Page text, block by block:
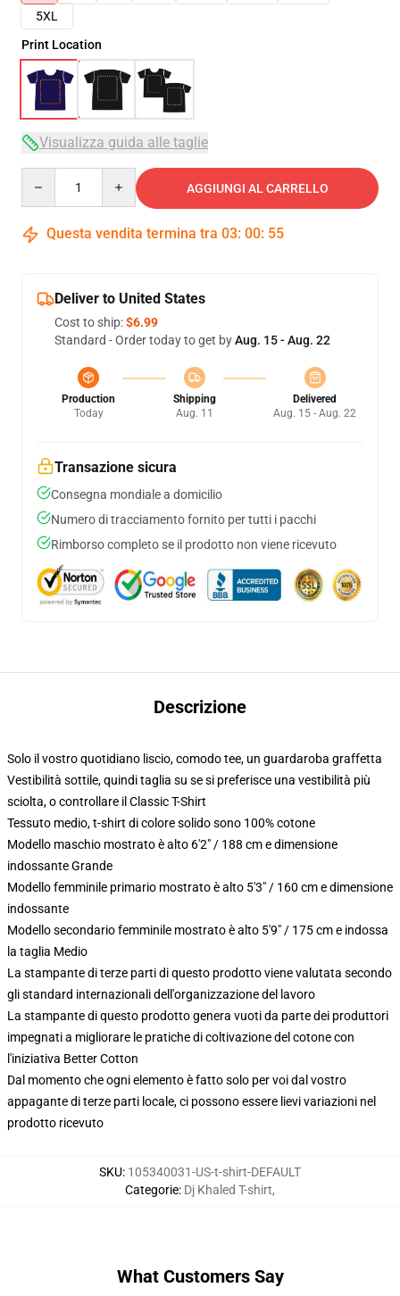
5XL
Print Location
Visualizza guida alle taglie
AGGIUNGI AL CARRELLO
Questa vendita termina tra 03: 00: 54
Deliver to United States
Cost to ship:$6.99
Standard - Order today to get byAug. 15 - Aug. 22
Production
Today
Shipping
Aug. 11
Delivered
Aug. 15 - Aug. 22
Transazione sicura
Consegna mondiale a domicilio
Numero di tracciamento fornito per tutti i pacchi
Rimborso completo se il prodotto non viene ricevuto
Descrizione
Solo il vostro quotidiano liscio, comodo tee, un guardaroba graffetta
Vestibilità sottile, quindi taglia su se si preferisce una vestibilità più
sciolta, o controllare il Classic T-Shirt
Tessuto medio, t-shirt di colore solido sono 100% cotone
Modello maschio mostrato è alto 6'2" / 188 cm e dimensione
indossante Grande
Modello femminile primario mostrato è alto 5'3" / 160 cm e dimensione
indossante
Modello secondario femminile mostrato è alto 5'9" / 175 cm e indossa
la taglia Medio
La stampante di terze parti di questo prodotto viene valutata secondo
gli standard internazionali dell'organizzazione del lavoro
La stampante di questo prodotto genera vuoti da parte dei produttori
impegnati a migliorare le pratiche di coltivazione del cotone con
l'iniziativa Better Cotton
Dal momento che ogni elemento è fatto solo per voi dal vostro
appagante di terze parti locale, ci possono essere lievi variazioni nel
prodotto ricevuto
SKU: 105340031-US-t-shirt-DEFAULT
Categorie: Dj Khaled T-shirt,
What Customers Say